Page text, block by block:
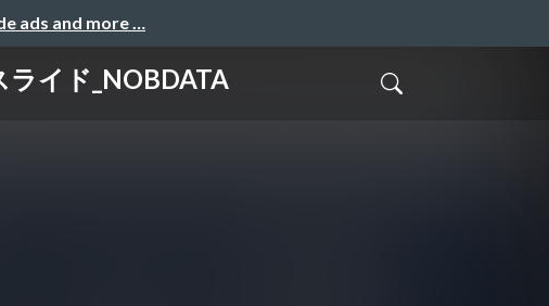
ads and more …
イド_NOBDATA